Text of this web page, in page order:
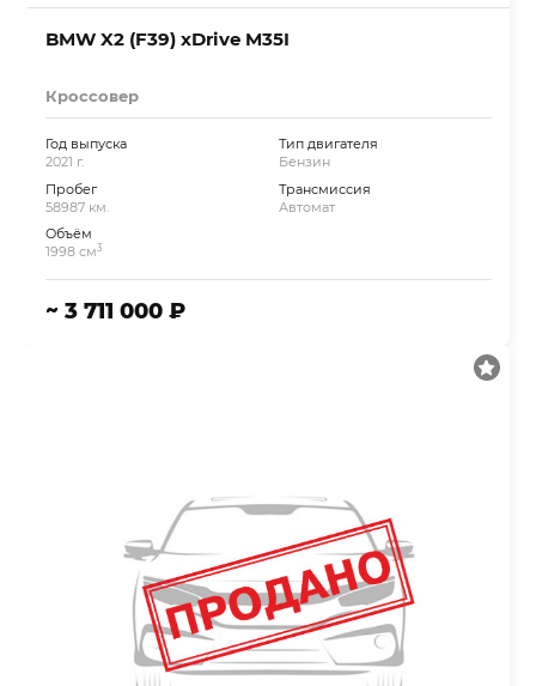
BMW X2 (F39) xDrive M35I
Кроссовер
Год выпуска
2021 г.
Пробег
58987 км.
Объём
1998 см3
Тип двигателя
Бензин
Трансмиссия
Автомат
~ 3 711 000 ₽